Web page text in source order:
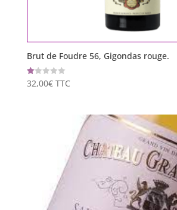
Brut de Foudre 56, Gigondas rouge.
Note
1.00
32,00€ TTC